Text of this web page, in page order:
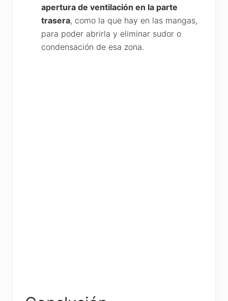
apertura de ventilación en la parte
trasera, como la que hay en las mangas,
para poder abrirla y eliminar sudor o
condensación de esa zona.